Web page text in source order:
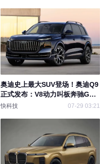
奥迪史上最大SUV登场！奥迪Q9
正式发布：V8动力叫板奔驰GLS
63
快科技 07-29 03:21